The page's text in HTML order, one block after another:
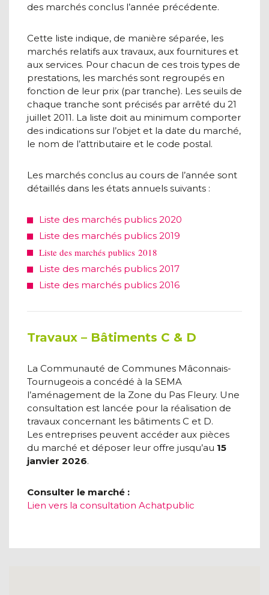
des marchés conclus l’année précédente.
Cette liste indique, de manière séparée, les
marchés relatifs aux travaux, aux fournitures et
aux services. Pour chacun de ces trois types de
prestations, les marchés sont regroupés en
fonction de leur prix (par tranche). Les seuils de
chaque tranche sont précisés par arrêté du 21
juillet 2011. La liste doit au minimum comporter
des indications sur l’objet et la date du marché,
le nom de l’attributaire et le code postal.
Les marchés conclus au cours de l’année sont
détaillés dans les états annuels suivants :
Liste des marchés publics 2020
Liste des marchés publics 2019
Liste des marchés publics 2018
Liste des marchés publics 2017
Liste des marchés publics 2016
Travaux – Bâtiments C & D
La Communauté de Communes Mâconnais-
Tournugeois a concédé à la SEMA
l’aménagement de la Zone du Pas Fleury. Une
consultation est lancée pour la réalisation de
travaux concernant les bâtiments C et D.
Les entreprises peuvent accéder aux pièces
du marché et déposer leur offre jusqu’au 15
janvier 2026.
Consulter le marché :
Lien vers la consultation Achatpublic